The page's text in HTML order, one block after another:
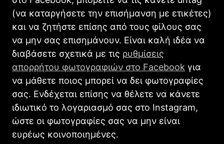
(να καταργήσετε την επισήμανση με ετικέτες)
και να ζητήστε επίσης από τους φίλους σας
να μην σας επισημάνουν. Είναι καλή ιδέα να
διαβάσετε σχετικά με τις ρυθμίσεις
απορρήτου φωτογραφιών στο Facebook για
να μάθετε ποιος μπορεί να δει φωτογραφίες
σας. Ενδέχεται επίσης να θέλετε να κάνετε
ιδιωτικό το λογαριασμό σας στο Instagram,
ώστε οι φωτογραφίες σας να μην είναι
ευρέως κοινοποιημένες.